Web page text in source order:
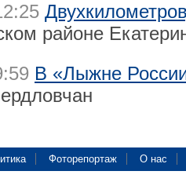
районе
В «Лыжне
Фоторепортаж О нас